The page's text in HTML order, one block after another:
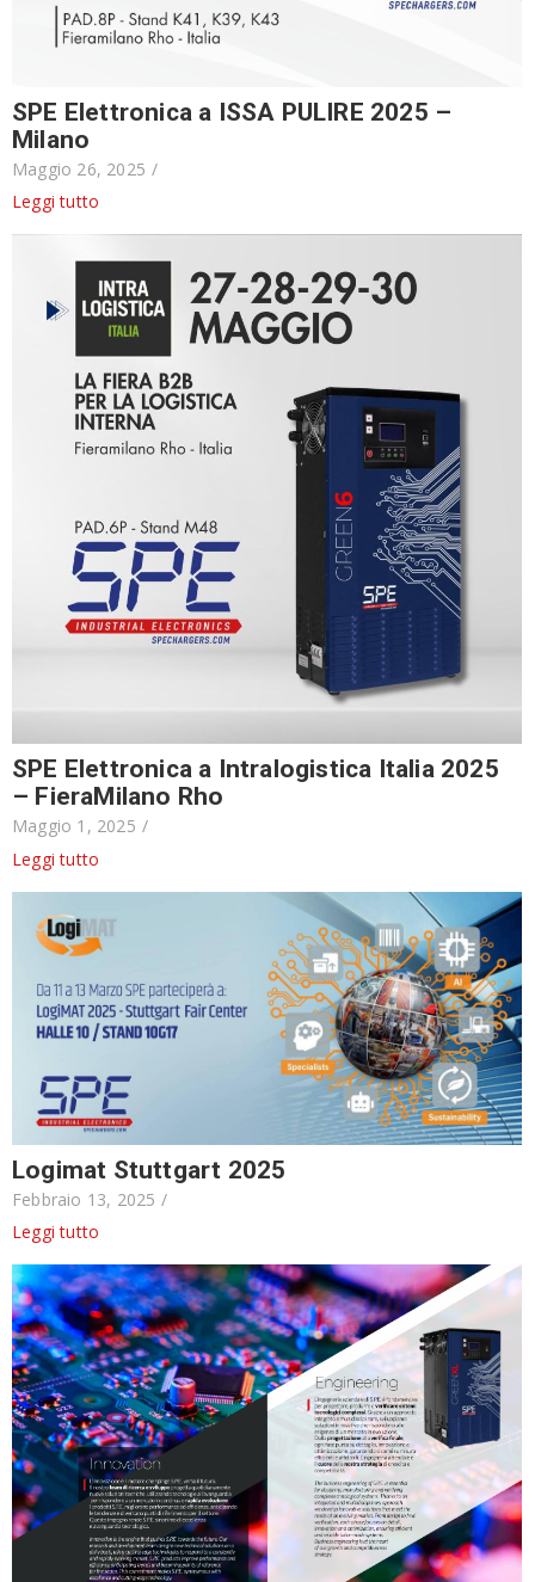
SPE Elettronica a ISSA PULIRE 2025 –
Milano
Maggio 26, 2025 /
Leggi tutto
SPE Elettronica a Intralogistica Italia 2025
– FieraMilano Rho
Maggio 1, 2025 /
Leggi tutto
Logimat Stuttgart 2025
Febbraio 13, 2025 /
Leggi tutto